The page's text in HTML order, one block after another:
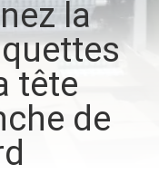
la
tête
de